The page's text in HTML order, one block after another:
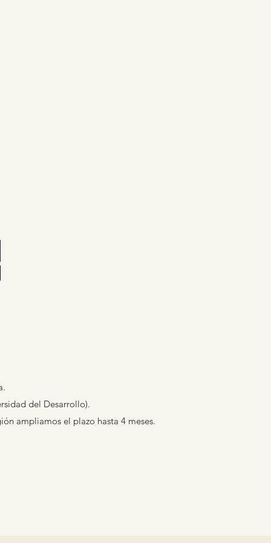
del Desarrollo).
ampliamos el plazo hasta 4 meses.